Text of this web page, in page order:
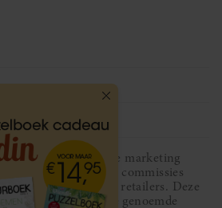
in diverse affiliate marketing
in dat Vriendin commissies
middels links van retailers. Deze
gesponsord door de genoemde